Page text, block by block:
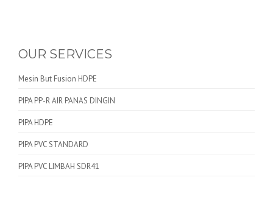
OUR SERVICES
Mesin But Fusion HDPE
PIPA PP-R AIR PANAS DINGIN
PIPA HDPE
PIPA PVC STANDARD
PIPA PVC LIMBAH SDR41